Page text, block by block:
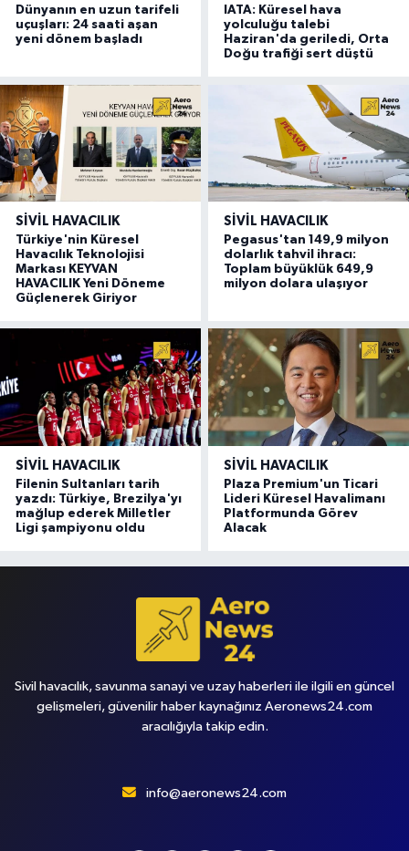
Dünyanın en uzun tarifeli
uçuşları: 24 saati aşan
yeni dönem başladı
IATA: Küresel hava
yolculuğu talebi
Haziran'da geriledi, Orta
Doğu trafiği sert düştü
SIVIL HAVACILIK
Türkiye'nin Küresel
Havacılık Teknolojisi
Markası KEYVAN
HAVACILIK Yeni Döneme
Güçlenerek Giriyor
SIVIL HAVACILIK
Pegasus'tan 149,9 milyon
dolarlık tahvil ihracı:
Toplam büyüklük 649,9
milyon dolara ulaşıyor
SIVIL HAVACILIK
Filenin Sultanları tarih
yazdı: Türkiye, Brezilya'yı
mağlup ederek Milletler
Ligi şampiyonu oldu
SIVIL HAVACILIK
Plaza Premium'un Ticari
Lideri Küresel Havalimanı
Platformunda Görev
Alacak
Sivil havacılık, savunma sanayi ve uzay haberleri ile ilgili en güncel
gelişmeleri, güvenilir haber kaynağınız Aeronews24.com
aracılığıyla takip edin.
info@aeronews24.com